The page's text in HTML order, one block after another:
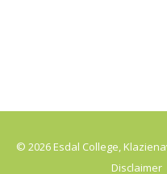
© 2026 Esdal College,
Disclaimer